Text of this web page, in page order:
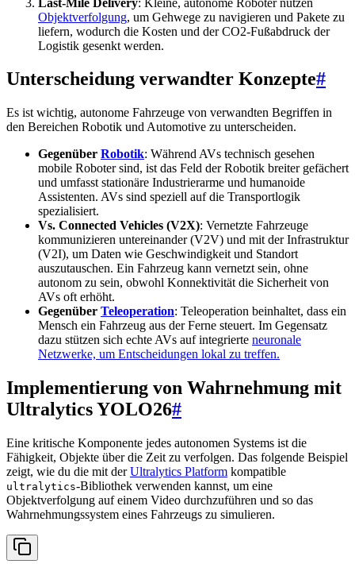
Objektverfolgung, um Gehwege zu navigieren und Pakete zu
liefern, wodurch die Kosten und der CO2-Fußabdruck der
Logistik gesenkt werden.
Unterscheidung verwandter Konzepte#
Es ist wichtig, autonome Fahrzeuge von verwandten Begriffen in
den Bereichen Robotik und Automotive zu unterscheiden.
Gegenüber Robotik: Während AVs technisch gesehen
mobile Roboter sind, ist das Feld der Robotik breiter gefächert
und umfasst stationäre Industrierarme und humanoide
Assistenten. AVs sind speziell auf die Transportlogik
spezialisiert.
Vs. Connected Vehicles (V2X): Vernetzte Fahrzeuge
kommunizieren untereinander (V2V) und mit der Infrastruktur
(V2I), um Daten wie Geschwindigkeit und Standort
auszutauschen. Ein Fahrzeug kann vernetzt sein, ohne
autonom zu sein, obwohl Konnektivität die Sicherheit von
AVs oft erhöht.
Gegenüber Teleoperation: Teleoperation beinhaltet, dass ein
Mensch ein Fahrzeug aus der Ferne steuert. Im Gegensatz
dazu stützen sich echte AVs auf integrierte neuronale
Netzwerke, um Entscheidungen lokal zu treffen.
Implementierung von Wahrnehmung mit
Ultralytics YOLO26#
Eine kritische Komponente jedes autonomen Systems ist die
Fähigkeit, Objekte über die Zeit zu verfolgen. Das folgende Beispiel
zeigt, wie du die mit derUltralytics Platform kompatible
ultralytics-Bibliothek verwenden kannst, um eine
Objektverfolgung auf einem Video durchzuführen und so das
Wahrnehmungssystem eines Fahrzeugs zu simulieren.